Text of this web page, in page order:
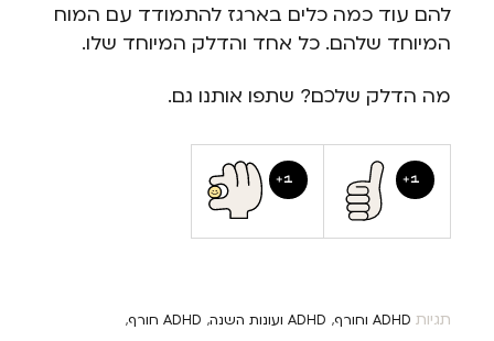
להם עוד כמה כלים בארגז להתמודד עם המוח
המיוחד שלהם. כל אחד והדלק המיוחד שלו.
מה הדלק שלכם? שתפו אותנו גם.
1
1
תגיות ADHD וחורף , ADHD ועונות השנה , ADHD חורף ,